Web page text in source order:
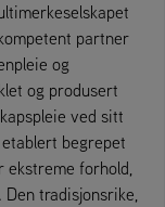
partner
og
og produsert
ved sitt
begrepet
ekstreme forhold,
tradisjonsrike,